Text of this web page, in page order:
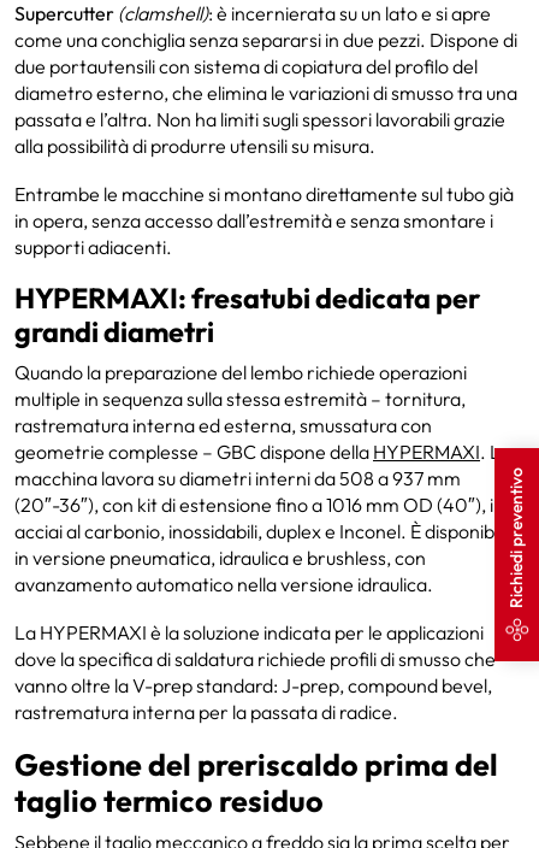
Richiedi preventivo
Supercutter (clamshell): è incernierata su un lato e si apre
come una conchiglia senza separarsi in due pezzi. Dispone di
due portautensili con sistema di copiatura del profilo del
diametro esterno, che elimina le variazioni di smusso tra una
passata e l’altra. Non ha limiti sugli spessori lavorabili grazie
alla possibilità di produrre utensili su misura.
Entrambe le macchine si montano direttamente sul tubo già
in opera, senza accesso dall’estremità e senza smontare i
supporti adiacenti.
HYPERMAXI: fresatubi dedicata per
grandi diametri
Quando la preparazione del lembo richiede operazioni
multiple in sequenza sulla stessa estremità – tornitura,
rastrematura interna ed esterna, smussatura con
geometrie complesse – GBC dispone della HYPERMAXI. La
macchina lavora su diametri interni da 508 a 937 mm
(20″-36″), con kit di estensione fino a 1016 mm OD (40″), in
acciai al carbonio, inossidabili, duplex e Inconel. È disponibile
in versione pneumatica, idraulica e brushless, con
avanzamento automatico nella versione idraulica.
La HYPERMAXI è la soluzione indicata per le applicazioni
dove la specifica di saldatura richiede profili di smusso che
vanno oltre la V-prep standard: J-prep, compound bevel,
rastrematura interna per la passata di radice.
Gestione del preriscaldo prima del
taglio termico residuo
Sebbene il taglio meccanico a freddo sia la prima scelta per